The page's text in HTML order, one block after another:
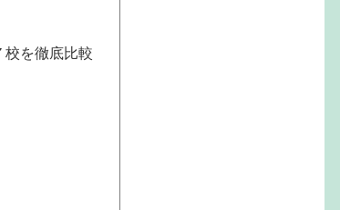
校を徹底比較